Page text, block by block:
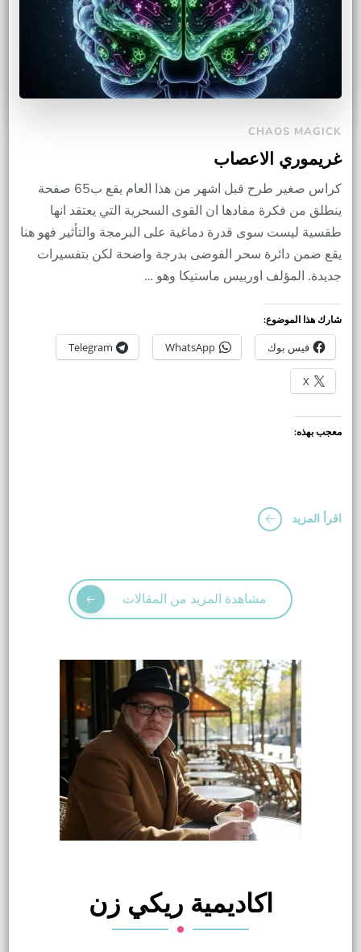
CHAOS MAGICK
غريموري الاعصاب
كراس صغير طرح قبل اشهر من هذا العام يقع ب65 صفحة
ينطلق من فكرة مفادها ان القوى السحرية التي يعتقد انها
طقسية ليست سوى قدرة دماغية على البرمجة والتأثير فهو هنا
يقع ضمن دائرة سحر الفوضى بدرجة واضحة لكن بتفسيرات
جديدة. المؤلف اوربيس ماستيكا وهو …
شارك هذا الموضوع:
فيس بوك WhatsApp
Telegram
X
معجب بهذه:
اقرأ المزيد
مشاهدة المزيد من المقالات
اكاديمية ريكي زن